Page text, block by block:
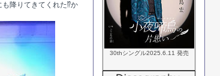
降りてきてくれた⁉か
30thシングル2025.6.11 発売